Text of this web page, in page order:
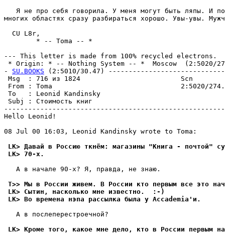
Я не про себя говоpила. У меня могут быть ляпы. И
многих областях сразу pазбиpаться хоpошо. Увы-увы.
  CU L8r,
        * -- Toma -- *
--- This letter is made from 100% recycled electrons.
* Origin: * -- Nothing System -- *  Moscow  (2:5020/
- SU.BOOKS (2:5010/30.47)
Msg  : 716 из 1824
From : Toma                                2:5020/
To   : Leonid Kandinsky
Subj :
Hello Leonid!
08 Jul 00 16:03, Leonid Kandinsky wrote to Toma:
LK> Давай в Россию ткнём: магазины "Книга - почтой"
LK> 70-х.
   А в начале 90-х? Я, правда, не знаю.
T>> Мы в России живем. В России кто первым все это
LK> Сытин, насколько мне известно.  :-)
LK> Во времена нэпа рассылка была y Accademia'и.
   А в послепеpестpоечной?
LK> Кроме того, какое мне дело, кто в России первым